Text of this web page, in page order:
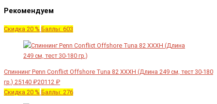
Рекомендуем
Скидка 20 % Баллы: 603
Спиннинг Penn Conflict Offshore Tuna 82 XXXH (Длина 249 см, тест 30-180
гр.) 25140 ₽20112 ₽
Скидка 20 % Баллы: 276